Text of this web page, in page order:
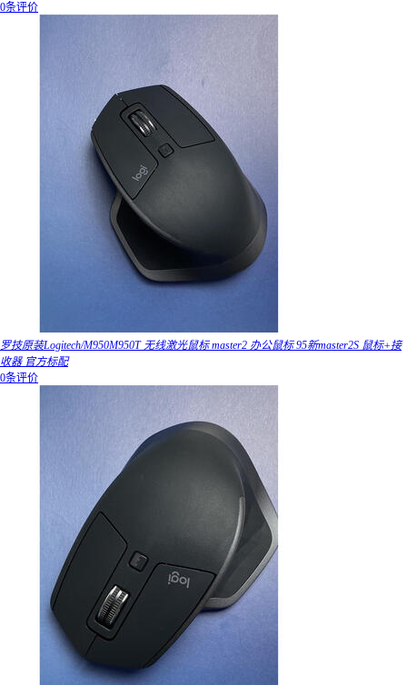
0条评价
罗技原装Logitech/M950M950T 无线激光鼠标 master2 办公鼠标 95新master2S 鼠标+接
收器 官方标配
0条评价